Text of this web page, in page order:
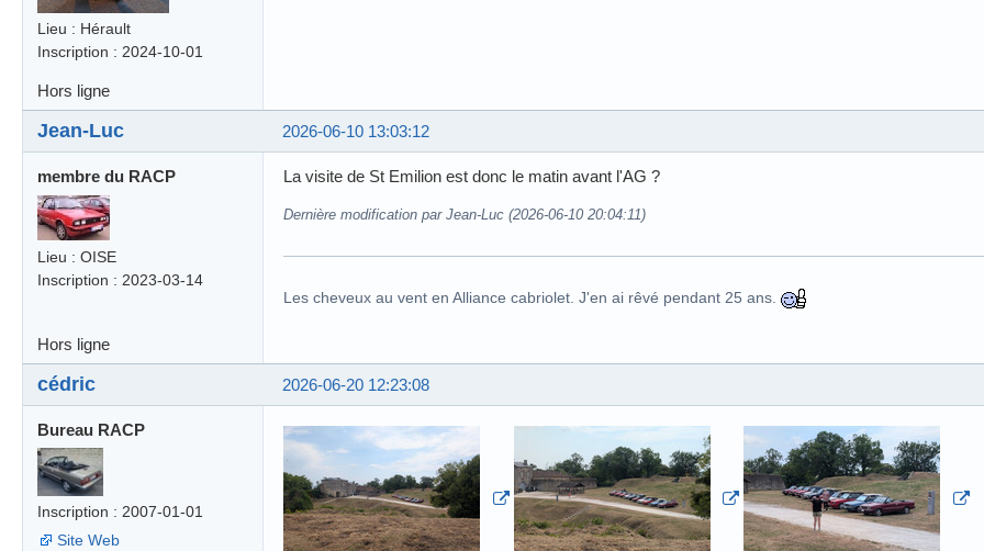
Lieu : Hérault
Inscription : 2024-10-01
Hors ligne
2026-06-10 13:03:12
Jean-Luc
membre du RACP
Lieu : OISE
Inscription : 2023-03-14
La visite de St Emilion est donc le matin avant l'AG ?
Dernière modification par Jean-Luc (2026-06-10 20:04:11)
Les cheveux au vent en Alliance cabriolet. J'en ai rêvé pendant 25 ans.
Hors ligne
2026-06-20 12:23:08
cédric
Bureau RACP
Inscription : 2007-01-01
Site Web